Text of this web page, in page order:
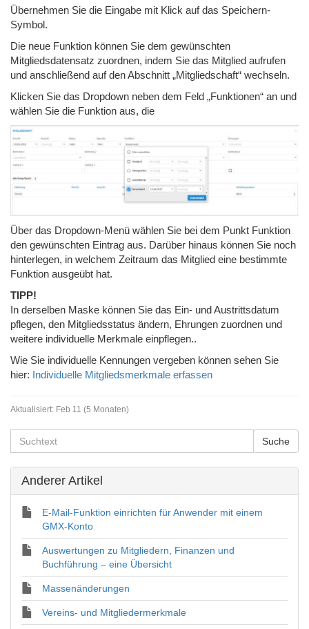
Übernehmen Sie die Eingabe mit Klick auf das Speichern-
Symbol.
Die neue Funktion können Sie dem gewünschten
Mitgliedsdatensatz zuordnen, indem Sie das Mitglied aufrufen
und anschließend auf den Abschnitt „Mitgliedschaft“ wechseln.
Klicken Sie das Dropdown neben dem Feld „Funktionen“ an und
wählen Sie die Funktion aus, die
Über das Dropdown-Menü wählen Sie bei dem Punkt Funktion
den gewünschten Eintrag aus. Darüber hinaus können Sie noch
hinterlegen, in welchem Zeitraum das Mitglied eine bestimmte
Funktion ausgeübt hat.
TIPP!
In derselben Maske können Sie das Ein- und Austrittsdatum
pflegen, den Mitgliedsstatus ändern, Ehrungen zuordnen und
weitere individuelle Merkmale einpflegen..
Wie Sie individuelle Kennungen vergeben können sehen Sie
hier: Individuelle Mitgliedsmerkmale erfassen
Aktualisiert: Feb 11 (5 Monaten)
Anderer Artikel
E-Mail-Funktion einrichten für Anwender mit einem
GMX-Konto
Auswertungen zu Mitgliedern, Finanzen und
Buchführung – eine Übersicht
Massenänderungen
Vereins- und Mitgliedermerkmale